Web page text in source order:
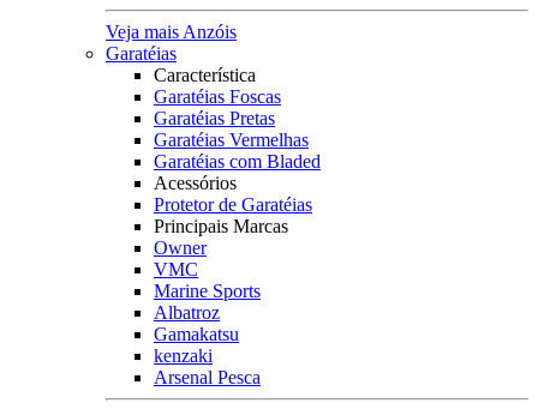
Veja mais Anzóis
Garatéias
Característica
Garatéias Foscas
Garatéias Pretas
Garatéias Vermelhas
Garatéias com Bladed
Acessórios
Protetor de Garatéias
Principais Marcas
Owner
VMC
Marine Sports
Albatroz
Gamakatsu
kenzaki
Arsenal Pesca